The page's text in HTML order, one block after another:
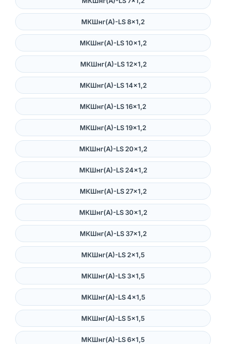
МКШнг(А)-LS 8×1,2
МКШнг(А)-LS 10×1,2
МКШнг(А)-LS 12×1,2
МКШнг(А)-LS 14×1,2
МКШнг(А)-LS 16×1,2
МКШнг(А)-LS 19×1,2
МКШнг(А)-LS 20×1,2
МКШнг(А)-LS 24×1,2
МКШнг(А)-LS 27×1,2
МКШнг(А)-LS 30×1,2
МКШнг(А)-LS 37×1,2
МКШнг(А)-LS 2×1,5
МКШнг(А)-LS 3×1,5
МКШнг(А)-LS 4×1,5
МКШнг(А)-LS 5×1,5
МКШнг(А)-LS 6×1,5